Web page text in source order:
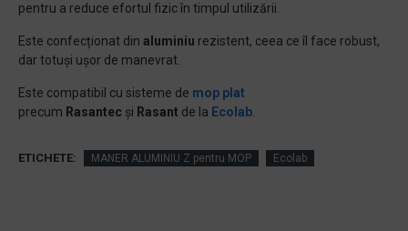
pentru a reduce efortul fizic în timpul utilizării.
Este confecționat din aluminiu rezistent, ceea ce îl face robust,
dar totuși ușor de manevrat.
Este compatibil cu sisteme de mop plat
precum Rasantec și Rasant de la Ecolab
ETICHETE: MANER ALUMINIU Z pentru MOP Ecolab